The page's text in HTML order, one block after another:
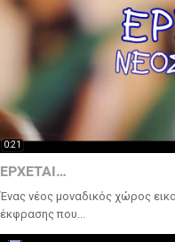
0:21
ΕΡΧΕΤΑΙ…
Ένας νέος μοναδικός χώρος
έκφρασης που...